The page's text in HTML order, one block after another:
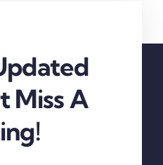
Miss A